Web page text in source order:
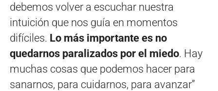
debemos volver a escuchar nuestra
intuición que nos guía en momentos
difíciles. Lo más importante es no
quedarnos paralizados por el miedo. Hay
muchas cosas que podemos hacer para
sanarnos, para cuidarnos, para avanzar”